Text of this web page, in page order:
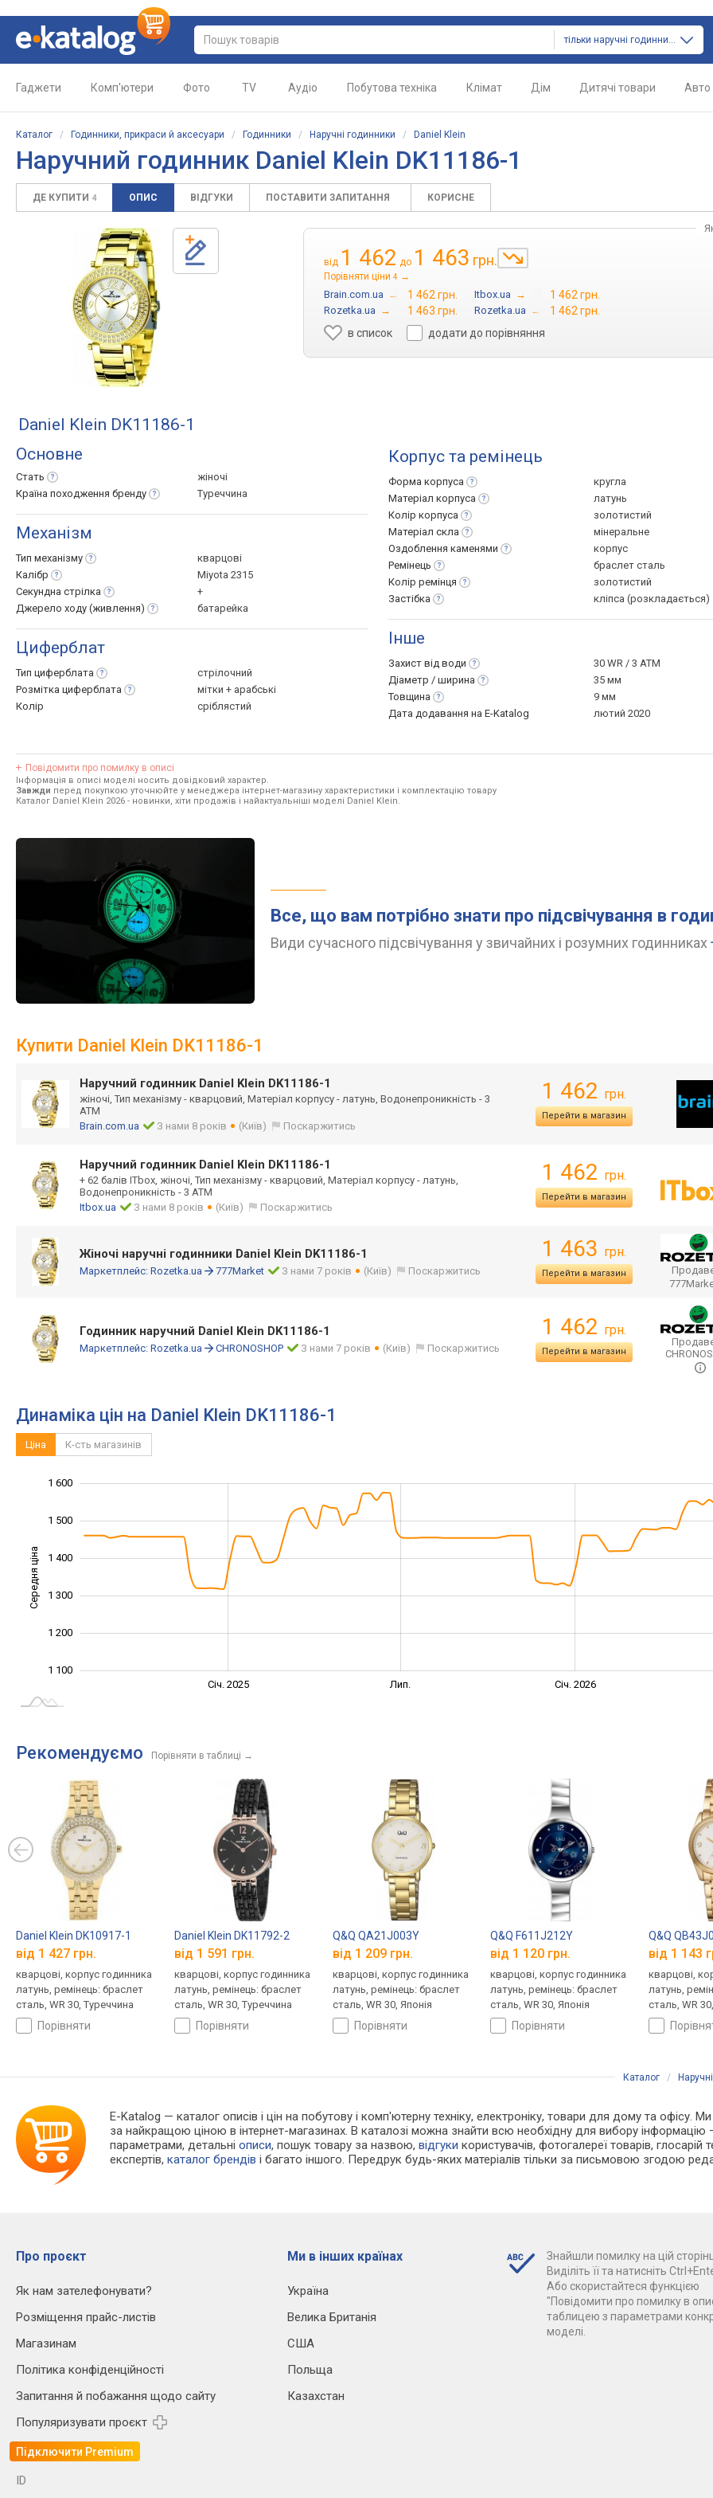
тільки наручні годинники
Гаджети Комп'ютери Фото TV Аудіо Побутова техніка Клімат Дім Дитячі товари Авто
Каталог / Годинники, прикраси й аксесуари / Годинники / Наручні годинники / Daniel Klein
Наручний годинник Daniel Klein DK11186-1
ДЕ КУПИТИ 4 ОПИС ВІДГУКИ ПОСТАВИТИ ЗАПИТАННЯ КОРИСНЕ
від 1 462 до 1 463 грн.
Порівняти ціни 4 →
Brain.com.ua → 1 462 грн. Itbox.ua → 1 462 грн.
Rozetka.ua → 1 463 грн. Rozetka.ua →
1 462 грн.
в список
додати до порівняння
Daniel Klein DK11186-1
Основне
Стать
жіночі
Країна походження бренду Туреччина
Механізм
Тип механізму
кварцові
Калібр
Miyota 2315
Секундна стрілка
+
Джерело ходу (живлення) батарейка
Циферблат
Тип циферблата
стрілочний
Розмітка циферблата
мітки + арабські
Колір
сріблястий
Корпус та ремінець
Форма корпуса
кругла
Матеріал корпуса
латунь
Колір корпуса
золотистий
Матеріал скла
мінеральне
Оздоблення каменями
корпус
Ремінець
браслет сталь
Колір ремінця
золотистий
Застібка
кліпса (розкладається)
Інше
Захист від води
30 WR / 3 ATM
Діаметр / ширина
35 мм
Товщина
9 мм
Дата додавання на E-Katalog
лютий 2020
Повідомити про помилку в описі
Інформація в описі моделі носить довідковий характер.
Завжди перед покупкою уточнюйте у менеджера інтернет-магазину характеристики і комплектацію товару
Каталог Daniel Klein 2026 - новинки, хіти продажів і найактуальніші моделі Daniel Klein.
Все, що вам потрібно знати про підсвічування в
Види сучасного підсвічування у звичайних і розумних годинниках
Купити Daniel Klein DK11186-1
Наручний годинник Daniel Klein DK11186-1
жіночі, Тип механізму - кварцовий, Матеріал корпусу - латунь, Водонепроникність - 3
АТМ
Brain.com.ua
З нами 8 років (Київ) Поскаржитись
1 462 грн.
Перейти в магазин
Наручний годинник Daniel Klein DK11186-1
+ 62 балів ITbox, жіночі, Тип механізму - кварцовий, Матеріал корпусу - латунь,
Водонепроникність - 3 АТМ
Itbox.ua
З нами 8 років (Київ) Поскаржитись
1 462 грн.
Перейти в магазин
Жіночі наручні годинники Daniel Klein DK11186-1
Маркетплейс: Rozetka.ua 777Market З нами 7 років (Київ) Поскаржитись
1 463 грн.
Перейти в магазин
Годинник наручний Daniel Klein DK11186-1
Маркетплейс: Rozetka.ua CHRONOSHOP З нами 7 років (Київ) Поскаржитись
1 462 грн.
Перейти в магазин
Динаміка цін на Daniel Klein DK11186-1
Ціна К-сть магазинів
Середня ціна
1 100
1 200
1 300
1 400
1 500
1 600
Січ. 2025 Лип. Січ. 2026
Рекомендуємо Порівняти в таблиці →
Daniel Klein DK10917-1
від 1 427 грн.
кварцові, корпус годинника
латунь, ремінець: браслет
сталь, WR 30, Туреччина
порівняти
Daniel Klein DK11792-2
від 1 591 грн.
кварцові, корпус годинника
латунь, ремінець: браслет
сталь, WR 30, Туреччина
порівняти
Q&Q QA21J003Y
від 1 209 грн.
кварцові, корпус годинника
латунь, ремінець: браслет
сталь, WR 30, Японія
порівняти
Q&Q F611J212Y
від 1 120 грн.
кварцові, корпус годинника
латунь, ремінець: браслет
сталь, WR 30, Японія
порівняти
Q&Q
від 1 143
кварцові,
латунь,
сталь, WR
Каталог /
E-Katalog — каталог описів і цін на побутову і комп'ютерну техніку, електроніку, товари для дому та офісу.
за найкращою ціною в інтернет-магазинах. В каталозі можна знайти всю необхідну для вибору
параметрами, детальніописи, пошук товару за назвою,відгуки користувачів, фотогалереї товарів, глосарій
експертів,каталог брендів і багато іншого. Передрук будь-яких матеріалів тільки за письмовою згодою
Про проєкт
Як нам зателефонувати?
Розміщення прайс-листів
Магазинам
Політика конфіденційності
Запитання й побажання щодо сайту
Популяризувати проєкт
Підключити Premium
Ми в інших країнах
Україна
Велика Британія
США
Польща
Казахстан
Знайшли помилку на цій
Виділіть її та натисніть
Або скористайтеся функцією
"Повідомити про помилку в
таблицею з параметрами
моделі.
ID